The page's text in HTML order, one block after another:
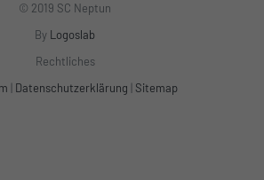
© 2019 SC Neptun
By Logoslab
Rechtliches
Datenschutzerklärung Sitemap